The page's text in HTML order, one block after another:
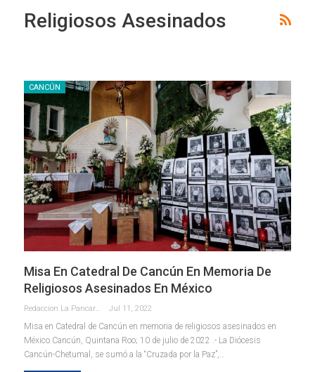
Religiosos Asesinados
CANCÚN
Misa En Catedral De Cancún En Memoria De
Religiosos Asesinados En México
Redaccion La Pancarta De Quintana Roo Jul 11, 2022
Misa en Catedral de Cancún en memoria de religiosos asesinados en
México Cancún, Quintana Roo; 10 de julio de 2022 .- La Diócesis
Cancún-Chetumal, se sumó a la “Cruzada por la Paz”,…